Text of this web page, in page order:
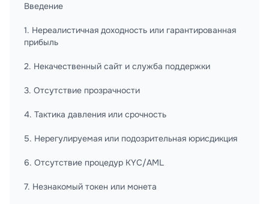
Введение
1. Нереалистичная доходность или гарантированная
прибыль
2. Некачественный сайт и служба поддержки
3. Отсутствие прозрачности
4. Тактика давления или срочность
5. Нерегулируемая или подозрительная юрисдикция
6. Отсутствие процедур KYC/AML
7. Незнакомый токен или монета